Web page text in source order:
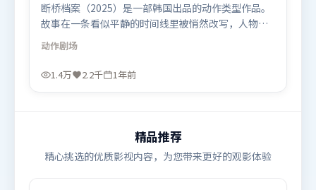
断桥档案（2025）是一部韩国出品的动作类型作品。
故事在一条看似平静的时间线里被悄然改写，人物被
迫直面过去与现在的撕裂。摄影与美术共同营造出强
烈地域气质，增强沉浸感。由乌尔善执导，黄政民、
苍井优、汤姆·哈迪，章子怡、杨紫等联袂出演。影
动作剧场
1.4万 2.2千 1年前
精品推荐
精心挑选的优质影视内容，为您带来更好的观影体验